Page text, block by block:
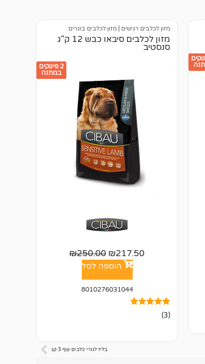
מזון לכלבים רגישים מזון לכלבים בוגרים
מזון לכלבים סיבאו כבש 12 ק"ג
סנסטיב
2 פינוקים
במתנה
₪217.50
₪250.00
הוספה לסל
8010276031044
מדורגים
5.00
3
דירוגים של
(3)
בליז לגורי כלבים עוף 3 קג